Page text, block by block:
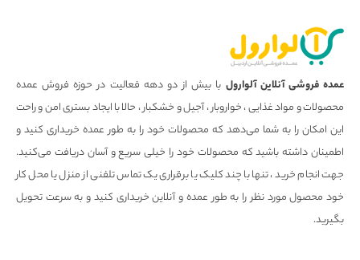
عمده فروشی آنلاین آلوارول با بیش از دو دهه فعالیت در حوزه فروش عمده
محصولات و مواد غذایی ، خواروبار ، آجیل و خشکبار ، حالا با ایجاد بستری امن و راحت
این امکان را به شما می‌دهد که محصولات خود را به طور عمده خریداری کنید و
اطمینان داشته باشید که محصولات خود را خیلی سریع و آسان دریافت می‌کنید.
جهت انجام خرید ، تنها با چند کلیک یا برقراری یک تماس تلفنی از منزل یا محل کار
خود محصول مورد نظر را به طور عمده و آنلاین خریداری کنید و به سرعت تحویل
بگیرید.